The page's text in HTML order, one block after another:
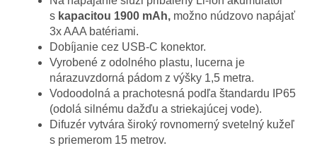
s kapacitou 1900 mAh, možno núdzovo napájať
3x AAA batériami.
Dobíjanie cez USB-C konektor.
Vyrobené z odolného plastu, lucerna je
nárazuvzdorná pádom z výšky 1,5 metra.
Vodoodolná a prachotesná podľa štandardu IP65
(odolá silnému dažďu a striekajúcej vode).
Difuzér vytvára široký rovnomerný svetelný kužeľ
s priemerom 15 metrov.